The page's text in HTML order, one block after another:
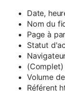
Date,
Nom du
Page à
Statut
(Complet)
Volume
Référent